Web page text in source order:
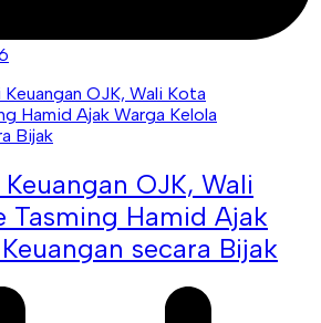
OJK, Wali
Tasming Hamid Ajak
secara Bijak